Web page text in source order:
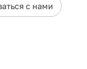
с нами